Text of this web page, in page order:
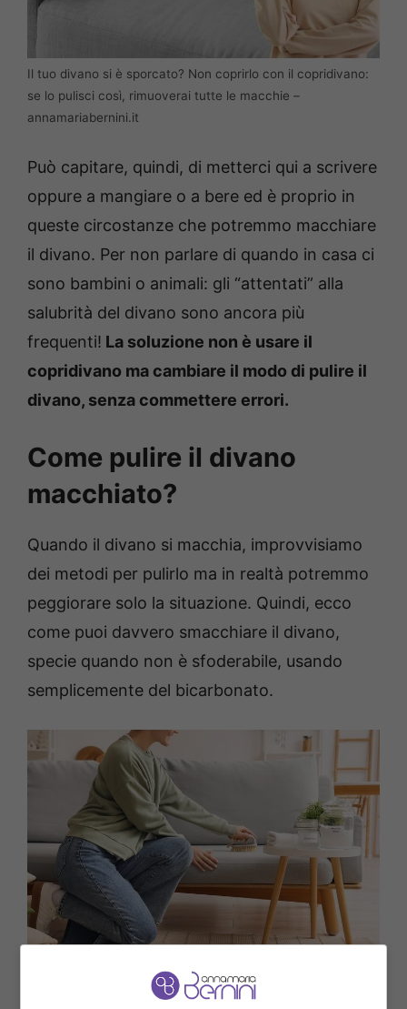
Il tuo divano si è sporcato? Non coprirlo con il copridivano:
se lo pulisci così, rimuoverai tutte le macchie –
annamariabernini.it
Può capitare, quindi, di metterci qui a scrivere
oppure a mangiare o a bere ed è proprio in
queste circostanze che potremmo macchiare
il divano. Per non parlare di quando in casa ci
sono bambini o animali: gli “attentati” alla
salubrità del divano sono ancora più
frequenti! La soluzione non è usare il
copridivano ma cambiare il modo di pulire il
divano, senza commettere errori.
Come pulire il divano
macchiato?
Quando il divano si macchia, improvvisiamo
dei metodi per pulirlo ma in realtà potremmo
peggiorare solo la situazione. Quindi, ecco
come puoi davvero smacchiare il divano,
specie quando non è sfoderabile, usando
semplicemente del bicarbonato.
Come pulire il divano macchiato? – annamariabernini.it